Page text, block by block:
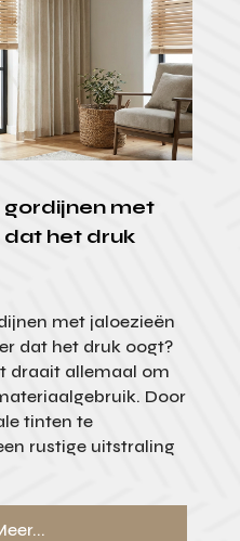
met
het druk
met jaloezieën
dat het druk oogt?
draait allemaal om
Door
tinten te
rustige uitstraling